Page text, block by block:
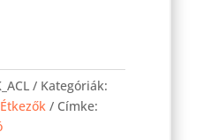
Kategóriák:
Étkezők
Címke: